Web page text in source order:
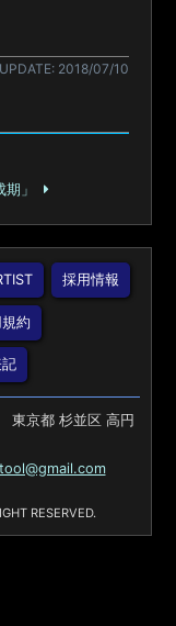
UPDATE: 2018/07/10
」
採用情報
約
東京都 杉並区 高円
RESERVED.